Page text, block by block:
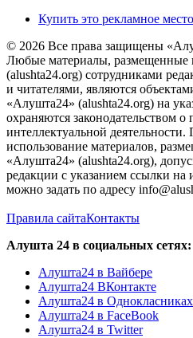
Купить это рекламное место
© 2026 Все права защищены
Любые материалы, размещенные
(alushta24.org) сотрудниками
и читателями, являются
«Алушта24» (alushta24.org) на
охраняются законодательством о
интеллектуальной
использование материалов,
«Алушта24» (alushta24.org),
редакции с указанием ссылки на
можно задать по адресу
Правила сайтаКонтакты
Алушта 24 в социальных сетях:
Алушта24 в Вайбере
Алушта24 ВКонтакте
Алушта24 в Однокласниках
Алушта24 в FaceBook
Алушта24 в Twitter